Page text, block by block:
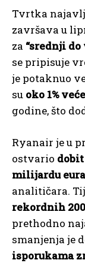
Tvrtka
završava u
za “srednji
se pripisuje
je potaknuo
su oko 1% veće
godine, što
Ryanair je u
ostvario
milijardu eura
analitičara.
rekordnih
prethodno
smanjenja je
isporukama